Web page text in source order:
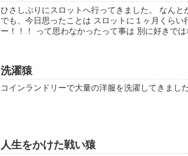
ひさしぶりにスロットへ行ってきました。 なんと
でも、今日思ったことは スロットに１ヶ月くら
ー！！！ って思わなかったって事は 別に好きで
洗濯猿
コインランドリーで大量の洋服を洗濯してきまし
人生をかけた戦い猿